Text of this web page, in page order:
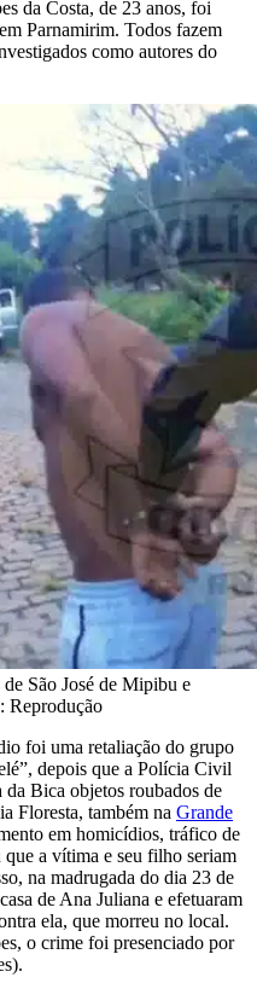
da Costa, de 23 anos, foi
Parnamirim. Todos fazem
como autores do
São José de Mipibu e
Reprodução
foi uma retaliação do grupo
depois que a Polícia Civil
da Bica objetos roubados de
Floresta, também na Grande
em homicídios, tráfico de
a vítima e seu filho seriam
na madrugada do dia 23 de
de Ana Juliana e efetuaram
ela, que morreu no local.
o crime foi presenciado por